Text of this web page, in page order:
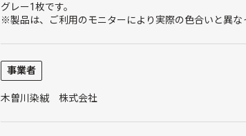
グレー1枚です。
※製品は、ご利用のモニターにより実際の色合いと異な
事業者
木曽川染絨 株式会社